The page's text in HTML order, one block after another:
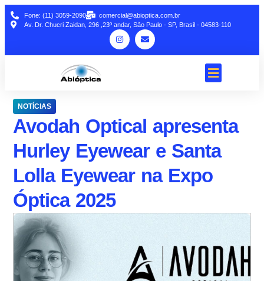
Fone: (11) 3059-2090
comercial@abioptica.com.br
Av. Dr. Chucri Zaidan, 296 ,23º andar, São Paulo - SP, Brasil - 04583-110
NOTÍCIAS
Avodah Optical apresenta
Hurley Eyewear e Santa
Lolla Eyewear na Expo
Óptica 2025